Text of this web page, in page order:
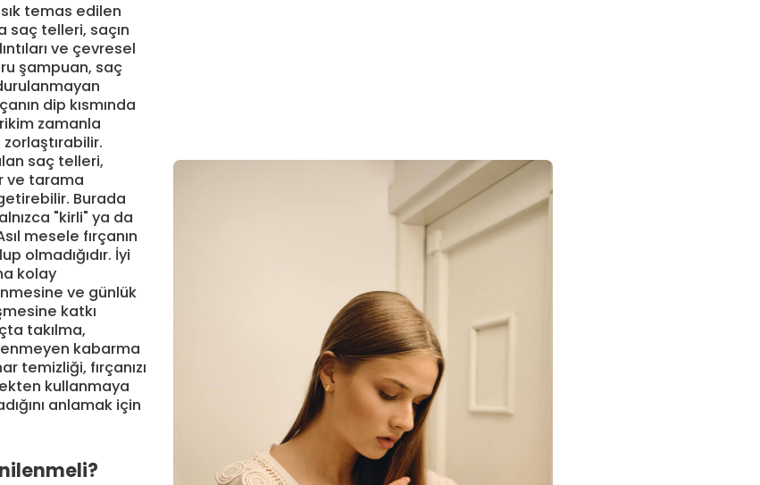
temas edilen
saç telleri, saçın
ve çevresel
şampuan, saç
dip kısmında
zamanla
saç telleri,
ve tarama
Burada
"kirli" ya da
mesele fırçanın
olmadığıdır. İyi
kolay
ve günlük
katkı
takılma,
kabarma
temizliği, fırçanızı
kullanmaya
anlamak için